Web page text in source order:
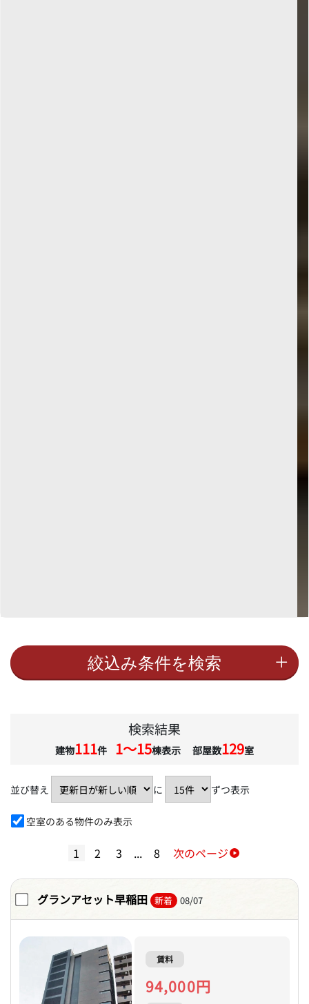
検索結果
建物111件 1〜15棟表示 部屋数129室
並び替え に ずつ表示
空室のある物件のみ表示
1 2 3 ... 8 次のページ
グランアセット早稲田 新着 08/07
賃料
94,000円